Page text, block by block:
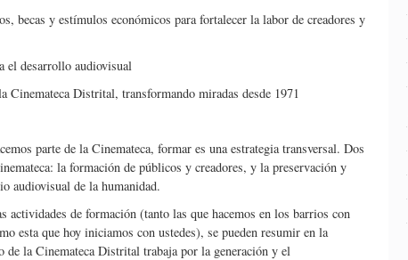
becas y estímulos económicos para fortalecer la labor de creadores y
el desarrollo audiovisual
Cinemateca Distrital, transformando miradas desde 1971
parte de la Cinemateca, formar es una estrategia transversal. Dos
la formación de públicos y creadores, y la preservación y
audiovisual de la humanidad.
actividades de formación (tanto las que hacemos en los barrios con
esta que hoy iniciamos con ustedes), se pueden resumir en la
de la Cinemateca Distrital trabaja por la generación y el